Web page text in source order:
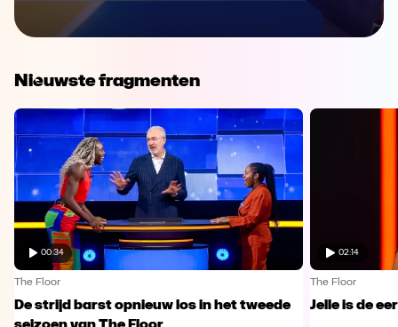
Nieuwste fragmenten
00:34
The Floor
De strijd barst opnieuw los in het tweede
02:14
The Floor
Jelle is de